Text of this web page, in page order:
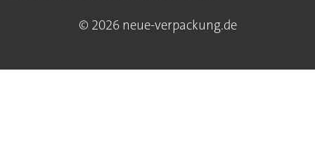
© 2026 neue-verpackung.de